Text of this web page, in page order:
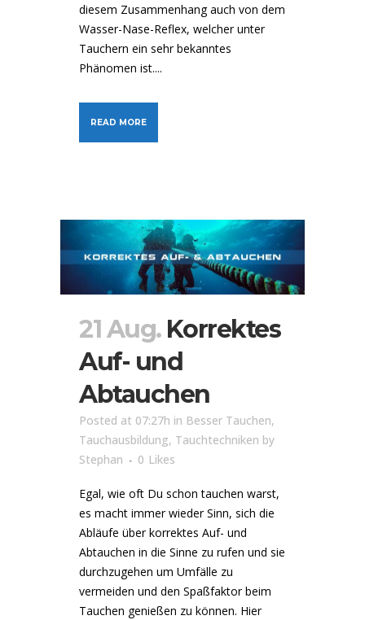
diesem Zusammenhang auch von dem
Wasser-Nase-Reflex, welcher unter
Tauchern ein sehr bekanntes
Phänomen ist....
READ MORE
21 Aug. Korrektes
Auf- und
Abtauchen
Posted at 07:27h in Besser Tauchen,
Tauchausbildung, Tauchtechniken by
Stephan
0 Likes
Egal, wie oft Du schon tauchen warst,
es macht immer wieder Sinn, sich die
Abläufe über korrektes Auf- und
Abtauchen in die Sinne zu rufen und sie
durchzugehen um Umfälle zu
vermeiden und den Spaßfaktor beim
Tauchen genießen zu können. Hier